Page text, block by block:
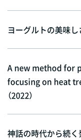
ヨーグルトの美味し
A new method for
focusing on heat
（2022）
神話の時代から続